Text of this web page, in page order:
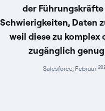
der
Schwierigkeiten, Daten
weil diese zu komplex
zugänglich
Salesforce, Februar